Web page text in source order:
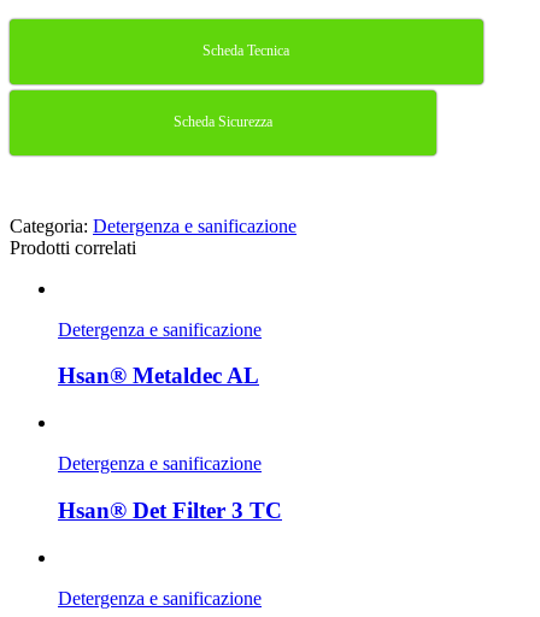
Scheda Tecnica
Scheda Sicurezza
Categoria: Detergenza e sanificazione
Prodotti correlati
Detergenza e sanificazione
Hsan® Metaldec AL
Detergenza e sanificazione
Hsan® Det Filter 3 TC
Detergenza e sanificazione